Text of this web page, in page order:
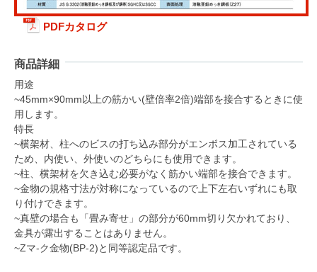
PDFカタログ
商品詳細
用途
~45mm×90mm以上の筋かい(壁倍率2倍)端部を接合するときに使
用します。
特長
~横架材、柱へのビスの打ち込み部分がエンボス加工されている
ため、内使い、外使いのどちらにも使用できます。
~柱、横架材を欠き込む必要がなく筋かい端部を接合できます。
~金物の規格寸法が対称になっているので上下左右いずれにも取
り付けできます。
~真壁の場合も「畳み寄せ」の部分が60mm切り欠かれており、
金具が露出することはありません。
~Zマ-ク金物(BP-2)と同等認定品です。